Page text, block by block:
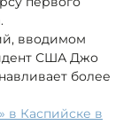
вводимом
США Джо
более
в Каспийске в